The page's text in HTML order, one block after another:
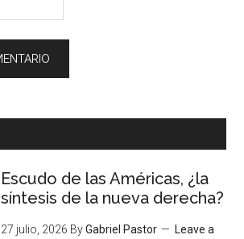
Escudo de las Américas, ¿la
síntesis de la nueva derecha?
27 julio, 2026 ByGabriel Pastor
Leave a